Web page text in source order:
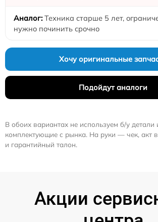
Техника старше 5 лет,
нужно починить срочно
Хочу оригинальные
Подойдут аналоги
В обоих вариантах не используем б/у
комплектующие с рынка. На руки — чек, акт
и гарантийный талон.
Акции